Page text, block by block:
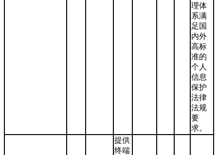
理体
系满
足国
内外
高标
准的
个人
信息
保护
法律
法规
要
求。
提供
终端